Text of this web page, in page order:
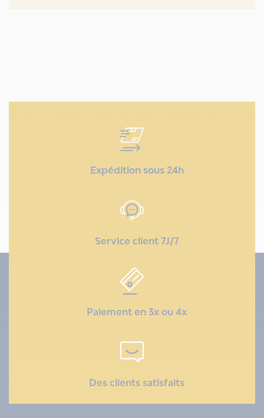
Expédition sous 24h
Service client 7J/7
Paiement en 3x ou 4x
Des clients satisfaits